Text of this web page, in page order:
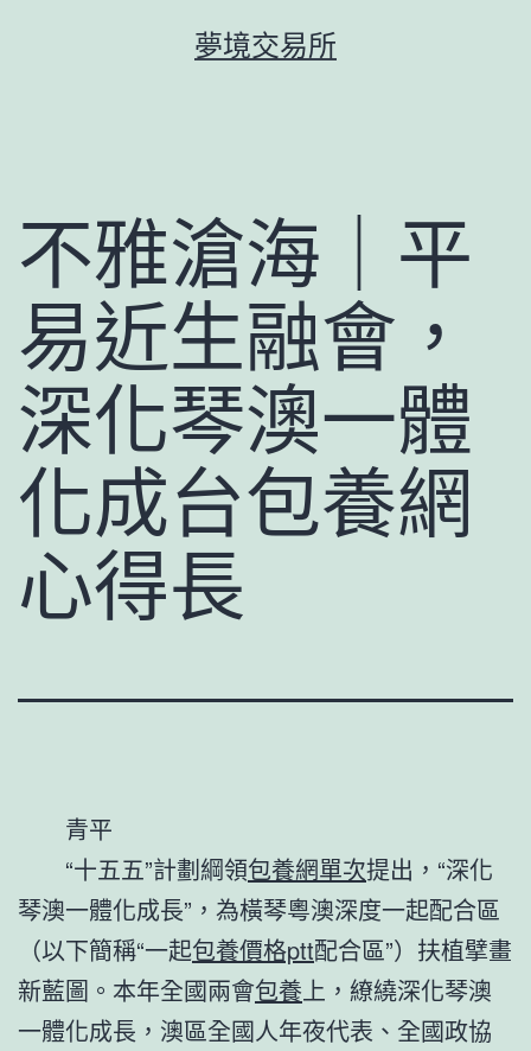
夢境交易所
不雅滄海｜平
易近生融會，
深化琴澳一體
化成台包養網
心得長
青平
“十五五”計劃綱領包養網單次提出，“深化
琴澳一體化成長”，為橫琴粵澳深度一起配合區
（以下簡稱“一起包養價格ptt配合區”）扶植擘畫
新藍圖。本年全國兩會包養 上，繚繞深化琴澳
一體化成長，澳區全國人年夜代表、全國政協